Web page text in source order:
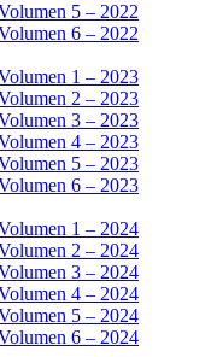
5 – 2022
6 – 2022
1 – 2023
2 – 2023
3 – 2023
4 – 2023
5 – 2023
6 – 2023
1 – 2024
2 – 2024
3 – 2024
4 – 2024
5 – 2024
6 – 2024